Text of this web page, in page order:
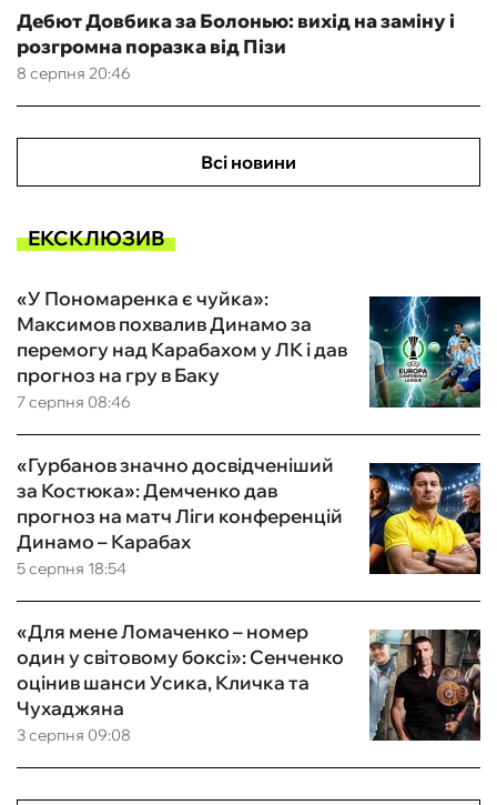
8 серпня 20:46
Дебют Довбика за Болонью: вихід на заміну і
розгромна поразка від Пізи
Всі новини
ЕКСКЛЮЗИВ
7 серпня 08:46
«У Пономаренка є чуйка»:
Максимов похвалив Динамо за
перемогу над Карабахом у ЛК і дав
прогноз на гру в Баку
5 серпня 18:54
«Гурбанов значно досвідченіший
за Костюка»: Демченко дав
прогноз на матч Ліги конференцій
Динамо – Карабах
3 серпня 09:08
«Для мене Ломаченко – номер
один у світовому боксі»: Сенченко
оцінив шанси Усика, Кличка та
Чухаджяна